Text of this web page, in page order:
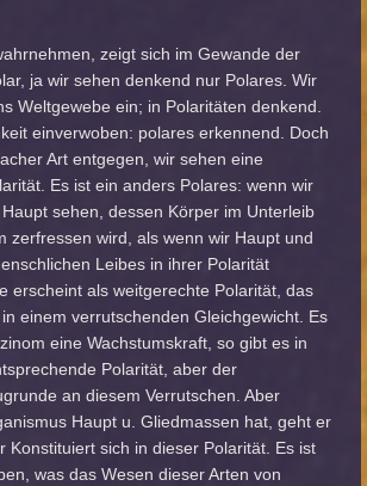
zeigt sich im Gewande der
ja wir sehen denkend nur Polares. Wir
Weltgewebe ein; in Polaritäten denkend.
einverwoben: polares erkennend. Doch
Art entgegen, wir sehen eine
Es ist ein anders Polares: wenn wir
sehen, dessen Körper im Unterleib
zerfressen wird, als wenn wir Haupt und
Leibes in ihrer Polarität
erscheint als weitgerechte Polarität, das
einem verrutschenden Gleichgewicht. Es
eine Wachstumskraft, so gibt es in
Polarität, aber der
an diesem Verrutschen. Aber
Haupt u. Gliedmassen hat, geht er
Konstituiert sich in dieser Polarität. Es ist
was das Wesen dieser Arten von